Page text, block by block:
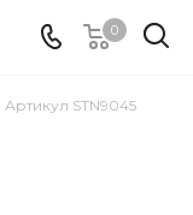
0
Артикул STN9045